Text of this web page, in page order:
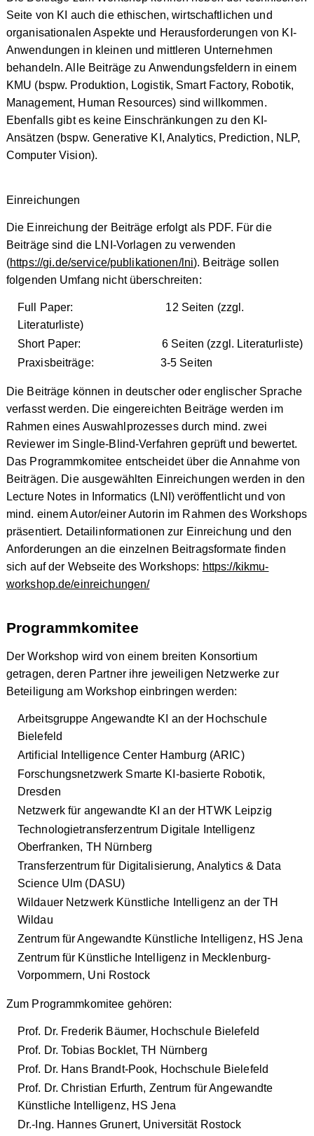
Seite von KI auch die ethischen, wirtschaftlichen und
organisationalen Aspekte und Herausforderungen von KI-
Anwendungen in kleinen und mittleren Unternehmen
behandeln. Alle Beiträge zu Anwendungsfeldern in einem
KMU (bspw. Produktion, Logistik, Smart Factory, Robotik,
Management, Human Resources) sind willkommen.
Ebenfalls gibt es keine Einschränkungen zu den KI-
Ansätzen (bspw. Generative KI, Analytics, Prediction, NLP,
Computer Vision).
Einreichungen
Die Einreichung der Beiträge erfolgt als PDF. Für die
Beiträge sind die LNI-Vorlagen zu verwenden
(https://gi.de/service/publikationen/lni). Beiträge sollen
folgenden Umfang nicht überschreiten:
Full Paper: 12 Seiten (zzgl.
Literaturliste)
Short Paper: 6 Seiten (zzgl. Literaturliste)
Praxisbeiträge: 3-5 Seiten
Die Beiträge können in deutscher oder englischer Sprache
verfasst werden. Die eingereichten Beiträge werden im
Rahmen eines Auswahlprozesses durch mind. zwei
Reviewer im Single-Blind-Verfahren geprüft und bewertet.
Das Programmkomitee entscheidet über die Annahme von
Beiträgen. Die ausgewählten Einreichungen werden in den
Lecture Notes in Informatics (LNI) veröffentlicht und von
mind. einem Autor/einer Autorin im Rahmen des Workshops
präsentiert. Detailinformationen zur Einreichung und den
Anforderungen an die einzelnen Beitragsformate finden
sich auf der Webseite des Workshops: https://kikmu-
workshop.de/einreichungen/
Programmkomitee
Der Workshop wird von einem breiten Konsortium
getragen, deren Partner ihre jeweiligen Netzwerke zur
Beteiligung am Workshop einbringen werden:
Arbeitsgruppe Angewandte KI an der Hochschule
Bielefeld
Artificial Intelligence Center Hamburg (ARIC)
Forschungsnetzwerk Smarte KI-basierte Robotik,
Dresden
Netzwerk für angewandte KI an der HTWK Leipzig
Technologietransferzentrum Digitale Intelligenz
Oberfranken, TH Nürnberg
Transferzentrum für Digitalisierung, Analytics & Data
Science Ulm (DASU)
Wildauer Netzwerk Künstliche Intelligenz an der TH
Wildau
Zentrum für Angewandte Künstliche Intelligenz, HS Jena
Zentrum für Künstliche Intelligenz in Mecklenburg-
Vorpommern, Uni Rostock
Zum Programmkomitee gehören:
Prof. Dr. Frederik Bäumer, Hochschule Bielefeld
Prof. Dr. Tobias Bocklet, TH Nürnberg
Prof. Dr. Hans Brandt-Pook, Hochschule Bielefeld
Prof. Dr. Christian Erfurth, Zentrum für Angewandte
Künstliche Intelligenz, HS Jena
Dr.-Ing. Hannes Grunert, Universität Rostock